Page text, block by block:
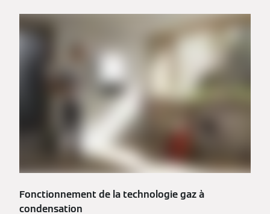
Fonctionnement de la technologie gaz à
condensation